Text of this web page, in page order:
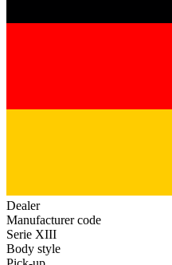
Dealer
Manufacturer code
Serie XIII
Body style